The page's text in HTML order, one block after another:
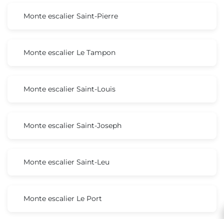
Monte escalier Saint-Pierre
Monte escalier Le Tampon
Monte escalier Saint-Louis
Monte escalier Saint-Joseph
Monte escalier Saint-Leu
Monte escalier Le Port